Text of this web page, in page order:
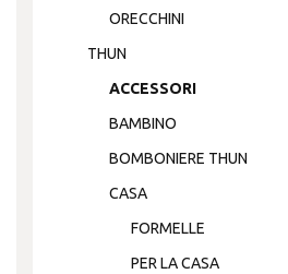
ORECCHINI
THUN
ACCESSORI
BAMBINO
BOMBONIERE THUN
CASA
FORMELLE
PER LA CASA